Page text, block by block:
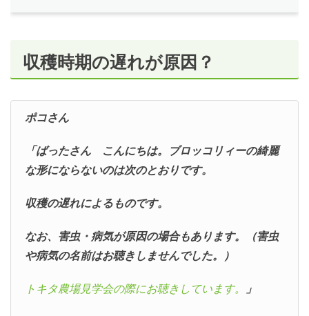
収穫時期の遅れが原因？
ポコさん
「ばったさん こんにちは。ブロッコリィーの綺麗
な形にならないのは次のとおりです。
収穫の遅れによるものです。
なお、害虫・病気が原因の場合もあります。（害虫
や病気の名前はお聴きしませんでした。）
トキタ農場見学会の際にお聴きしています。 」